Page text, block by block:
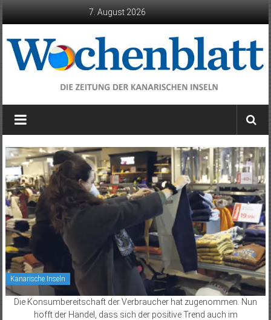
7. August 2026
Wochenblatt
die
der
Kanarischen
Inseln
Kanarische Inseln
Die Konsumbereitschaft der Verbraucher hat zugenommen. Nun
hofft der Handel, dass sich der positive Trend auch im